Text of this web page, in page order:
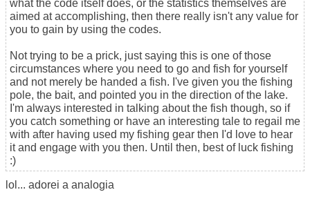
what the code itself does, or the statistics themselves are
aimed at accomplishing, then there really isn't any value for
you to gain by using the codes.
Not trying to be a prick, just saying this is one of those
circumstances where you need to go and fish for yourself
and not merely be handed a fish. I've given you the fishing
pole, the bait, and pointed you in the direction of the lake.
I'm always interested in talking about the fish though, so if
you catch something or have an interesting tale to regail me
with after having used my fishing gear then I'd love to hear
it and engage with you then. Until then, best of luck fishing
:)
lol... adorei a analogia